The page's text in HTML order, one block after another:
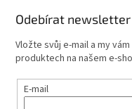
Odebírat newsletter
Vložte svůj e-mail a my
produktech na našem e-
E-mail